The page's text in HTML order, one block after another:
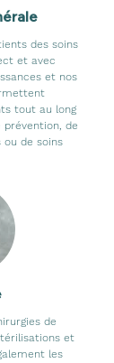
des soins
et avec
et nos
tout au long
prévention, de
ou de soins
de
et
les